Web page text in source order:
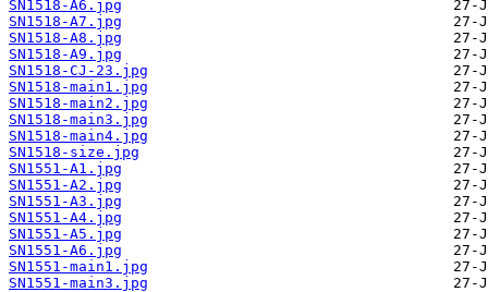
SN1518-A6.jpg
SN1518-A7.jpg
SN1518-A8.jpg
SN1518-A9.jpg
SN1518-CJ-23.jpg
SN1518-main1.jpg
SN1518-main2.jpg
SN1518-main3.jpg
SN1518-main4.jpg
SN1518-size.jpg
SN1551-A1.jpg
SN1551-A2.jpg
SN1551-A3.jpg
SN1551-A4.jpg
SN1551-A5.jpg
SN1551-A6.jpg
SN1551-main1.jpg
SN1551-main3.jpg